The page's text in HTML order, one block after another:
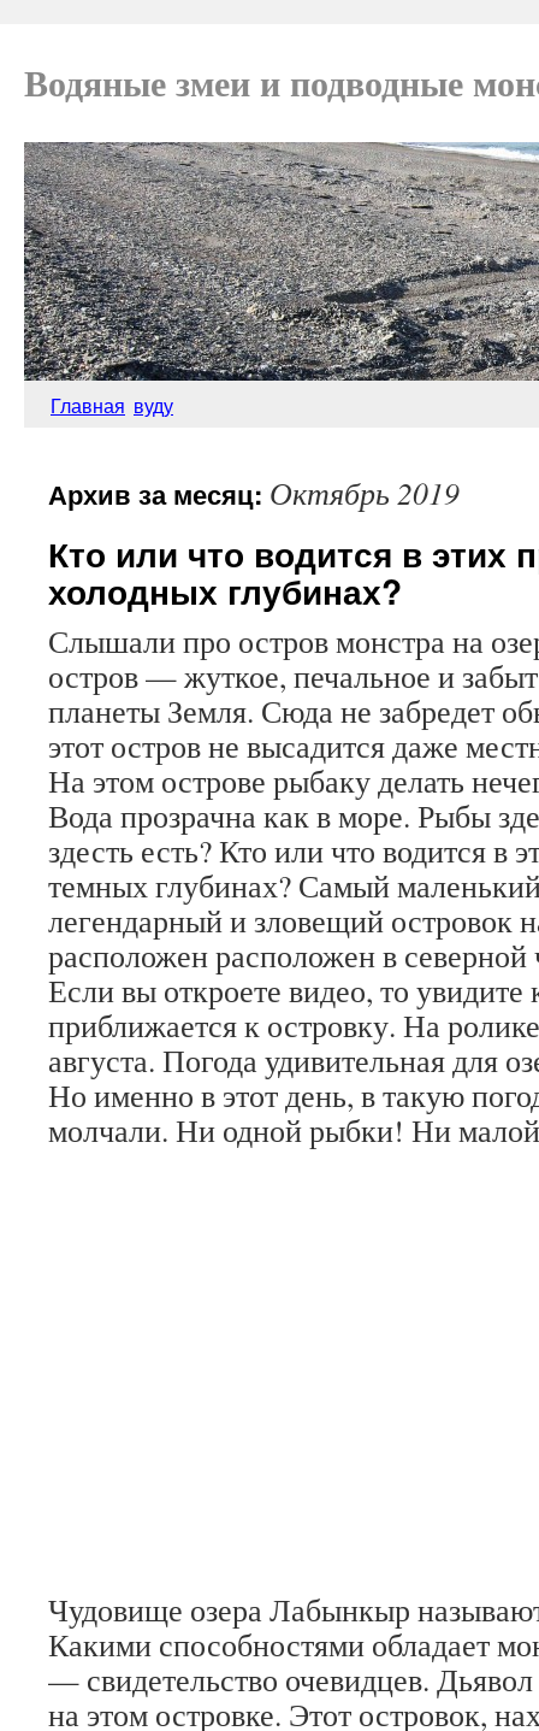
Водяные змеи и подводные
Главная вуду
Архив за месяц: Октябрь 2019
Кто или что водится в этих
холодных глубинах?
Слышали про остров монстра на
остров — жуткое, печальное и
планеты Земля. Сюда не забредет
этот остров не высадится даже
На этом острове рыбаку делать
Вода прозрачна как в море. Рыбы
здесть есть? Кто или что водится в
темных глубинах? Самый
легендарный и зловещий островок
расположен расположен в северной
Если вы откроете видео, то
приближается к островку. На
августа. Погода удивительная для
Но именно в этот день, в такую
молчали. Ни одной рыбки! Ни
Чудовище озера Лабынкыр
Какими способностями обладает
— свидетельство очевидцев.
на этом островке. Этот островок,